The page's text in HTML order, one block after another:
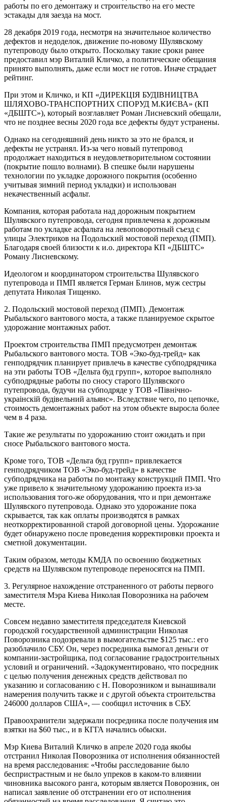
работы по его демонтажу и строительство на его месте
эстакады для заезда на мост.
28 декабря 2019 года, несмотря на значительное количество
дефектов и недоделок, движение по-новому Шулявскому
путепроводу было открыто. Поскольку такие сроки ранее
предоставил мэр Виталий Кличко, а политические обещания
принято выполнять, даже если мост не готов. Иначе страдает
рейтинг.
При этом и Кличко, и КП «ДИРЕКЦІЯ БУДІВНИЦТВА
ШЛЯХОВО-ТРАНСПОРТНИХ СПОРУД М.КИЄВА» (КП
«ДБШТС»), который возглавляет Роман Лисневский обещали,
что не позднее весны 2020 года все дефекты будут устранены.
Однако на сегодняшний день никто за это не брался, и
дефекты не устранял. Из-за чего новый путепровод
продолжает находиться в неудовлетворительном состоянии
(покрытие пошло волнами). В спешке были нарушены
технологии по укладке дорожного покрытия (особенно
учитывая зимний период укладки) и использован
некачественный асфальт.
Компания, которая работала над дорожным покрытием
Шулявского путепровода, сегодня привлечена к дорожным
работам по укладке асфальта на левоповоротный съезд с
улицы Электриков на Подольский мостовой переход (ПМП).
Благодаря своей близости к и.о. директора КП «ДБШТС»
Роману Лисневскому.
Идеологом и координатором строительства Шулявского
путепровода и ПМП является Герман Блинов, муж сестры
депутата Николая Тищенко.
2. Подольский мостовой переход (ПМП). Демонтаж
Рыбальского вантового моста, а также планируемое скрытое
удорожание монтажных работ.
Проектом строительства ПМП предусмотрен демонтаж
Рыбальского вантового моста. ТОВ «Эко-буд-трейд» как
генподрядчик планирует привлечь в качестве субподрядчика
на эти работы ТОВ «Дельта буд групп», которое выполняло
субподрядные работы по сносу старого Шулявского
путепровода, будучи на субподряде у ТОВ «Північно-
украінскій будівельний альянс». Вследствие чего, по цепочке,
стоимость демонтажных работ на этом объекте выросла более
чем в 4 раза.
Такие же результаты по удорожанию стоит ожидать и при
сносе Рыбальского вантового моста.
Кроме того, ТОВ «Дельта буд групп» привлекается
генподрядчиком ТОВ «Эко-буд-трейд» в качестве
субподрядчика на работы по монтажу конструкций ПМП. Что
уже привело к значительному удорожанию проекта из-за
использования того-же оборудования, что и при демонтаже
Шулявского путепровода. Однако это удорожание пока
скрывается, так как оплаты производятся в рамках
неоткорректированной старой договорной цены. Удорожание
будет обнаружено после проведения корректировки проекта и
сметной документации.
Таким образом, методы КМДА по освоению бюджетных
средств на Шулявском путепроводе переносятся на ПМП.
3. Регулярное нахождение отстраненного от работы первого
заместителя Мэра Киева Николая Поворозника на рабочем
месте.
Совсем недавно заместителя председателя Киевской
городской государственной администрации Николая
Поворозника подозревали в вымогательстве $125 тыс.: его
разоблачило СБУ. Он, через посредника вымогал деньги от
компании-застройщика, под согласование градостроительных
условий и ограничений. «Задокументировано, что посредник
с целью получения денежных средств действовал по
указанию и согласованию с Н. Поворозником и вынашивали
намерения получить также и с другой объекта строительства
246000 долларов США», — сообщил источник в СБУ.
Правоохранители задержали посредника после получения им
взятки на $60 тыс., и в КГГА начались обыски.
Мэр Киева Виталий Кличко в апреле 2020 года якобы
отстранил Николая Поворозника от исполнения обязанностей
на время расследования: «Чтобы расследование было
беспристрастным и не было упреков в каком-то влиянии
чиновника высокого ранга, которым является Поворозник, он
написал заявление об отстранении его от исполнения